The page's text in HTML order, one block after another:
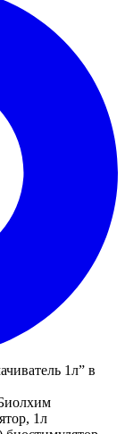
1л” в
1л